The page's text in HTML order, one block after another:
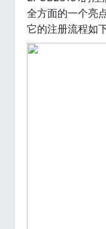
全方面的一个亮
它的注册流程如